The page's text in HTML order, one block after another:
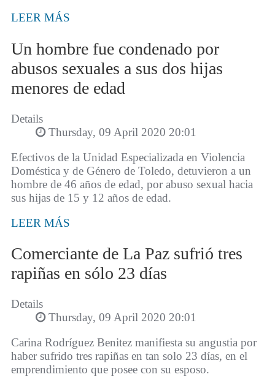
LEER MÁS
Un hombre fue condenado por
abusos sexuales a sus dos hijas
menores de edad
Details
Thursday, 09 April 2020 20:01
Efectivos de la Unidad Especializada en Violencia
Doméstica y de Género de Toledo, detuvieron a un
hombre de 46 años de edad, por abuso sexual hacia
sus hijas de 15 y 12 años de edad.
LEER MÁS
Comerciante de La Paz sufrió tres
rapiñas en sólo 23 días
Details
Thursday, 09 April 2020 20:01
Carina Rodríguez Benitez manifiesta su angustia por
haber sufrido tres rapiñas en tan solo 23 días, en el
emprendimiento que posee con su esposo.